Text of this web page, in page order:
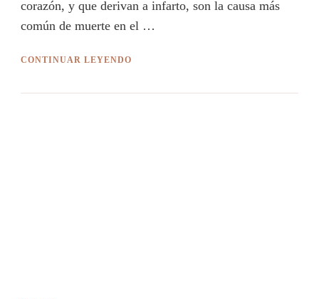
corazón, y que derivan a infarto, son la causa más
común de muerte en el …
CONTINUAR LEYENDO